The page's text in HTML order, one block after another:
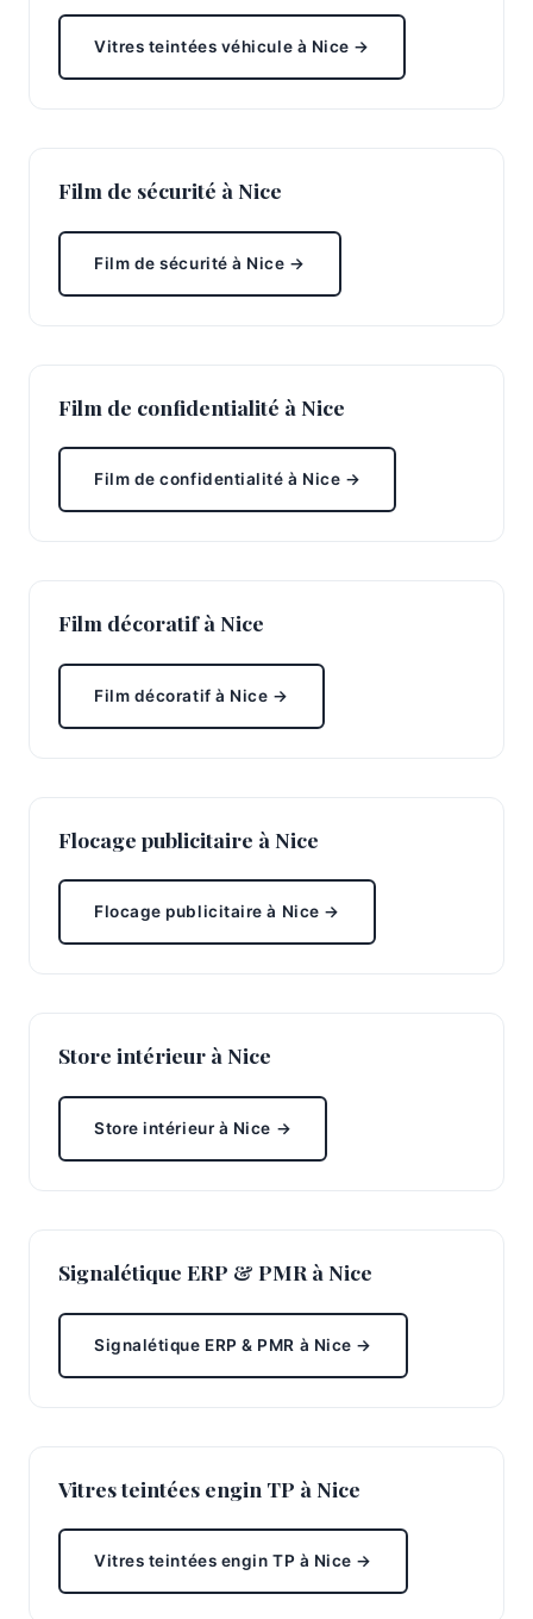
Vitres teintées véhicule à Nice →
Film de sécurité à Nice
Film de sécurité à Nice →
Film de confidentialité à Nice
Film de confidentialité à Nice →
Film décoratif à Nice
Film décoratif à Nice →
Flocage publicitaire à Nice
Flocage publicitaire à Nice →
Store intérieur à Nice
Store intérieur à Nice →
Signalétique ERP & PMR à Nice
Signalétique ERP & PMR à Nice →
Vitres teintées engin TP à Nice
Vitres teintées engin TP à Nice →